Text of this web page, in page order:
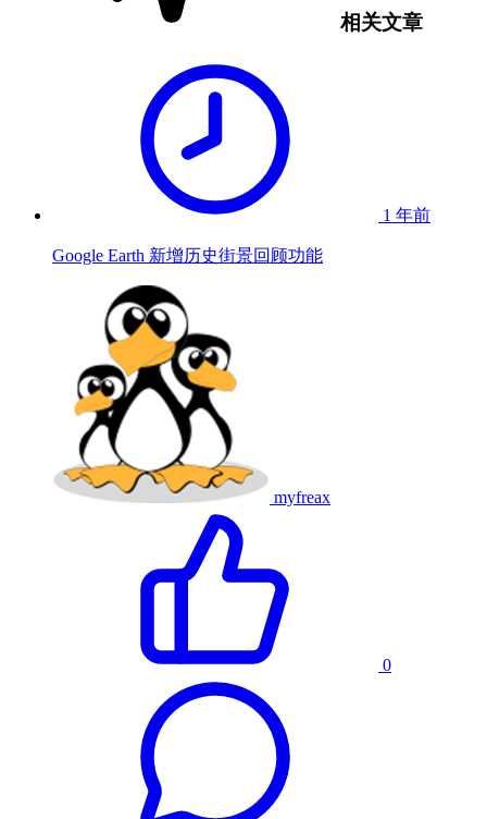
相关文章
1 年前
Google Earth 新增历史街景回顾功能
myfreax
0